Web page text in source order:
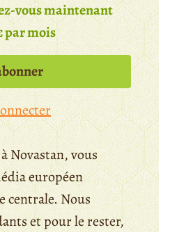
vous maintenant
par mois
Novastan, vous
européen
centrale. Nous
et pour le rester,